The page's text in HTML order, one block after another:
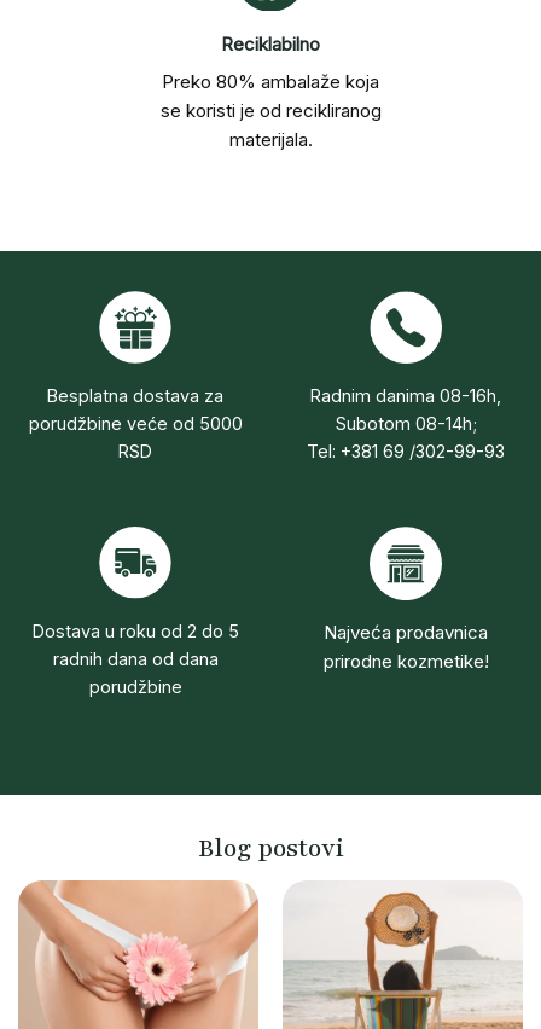
Reciklabilno
Preko 80% ambalaže koja
se koristi je od recikliranog
materijala.
Besplatna dostava za
porudžbine veće od 5000
RSD
Radnim danima 08-16h,
Subotom 08-14h;
Tel: +381 69 /302-99-93
Dostava u roku od 2 do 5
radnih dana od dana
porudžbine
Najveća prodavnica
prirodne kozmetike!
Blog postovi